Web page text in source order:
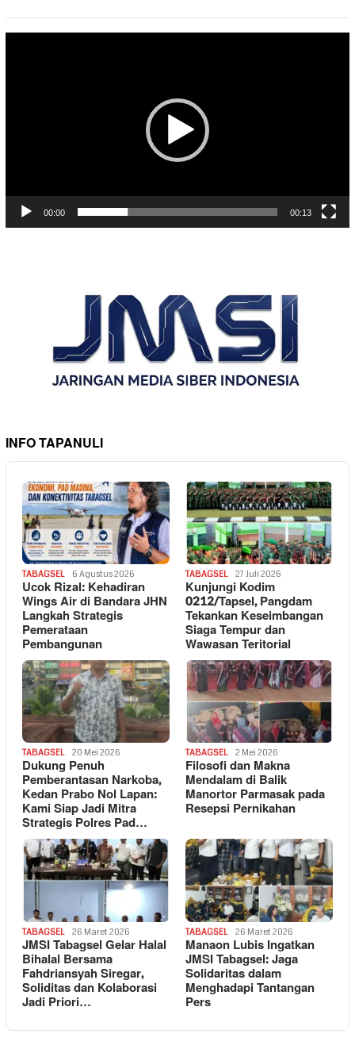
00:00 00:13
INFO TAPANULI
TABAGSEL 6 Agustus 2026
Ucok Rizal: Kehadiran
Wings Air di Bandara JHN
Langkah Strategis
Pemerataan
Pembangunan
TABAGSEL 27 Juli 2026
Kunjungi Kodim
0212/Tapsel, Pangdam
Tekankan Keseimbangan
Siaga Tempur dan
Wawasan Teritorial
TABAGSEL 20 Mei 2026
Dukung Penuh
Pemberantasan Narkoba,
Kedan Prabo Nol Lapan:
Kami Siap Jadi Mitra
Strategis Polres Pad…
TABAGSEL 2 Mei 2026
Filosofi dan Makna
Mendalam di Balik
Manortor Parmasak pada
Resepsi Pernikahan
TABAGSEL 26 Maret 2026
JMSI Tabagsel Gelar Halal
Bihalal Bersama
Fahdriansyah Siregar,
Soliditas dan Kolaborasi
Jadi Priori…
TABAGSEL 26 Maret 2026
Manaon Lubis Ingatkan
JMSI Tabagsel: Jaga
Solidaritas dalam
Menghadapi Tantangan
Pers